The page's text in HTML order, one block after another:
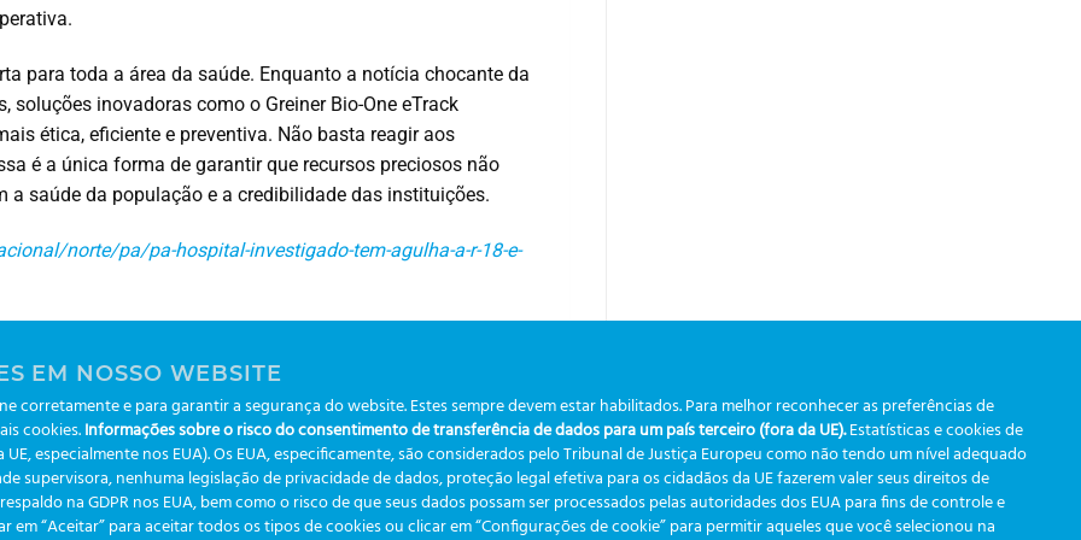
para toda a área da saúde. Enquanto a notícia chocante da
inovadoras como o Greiner Bio-One eTrack
ética, eficiente e preventiva. Não basta reagir aos
é a única forma de garantir que recursos preciosos não
a saúde da população e a credibilidade das instituições.
norte/pa/pa-hospital-investigado-tem-agulha-a-r-18-e-
Bio-One Service Tech
a
EM NOSSO WEBSITE
corretamente e para garantir a segurança do website. Estes sempre devem estar habilitados. Para melhor reconhecer as preferências de
cookies.Informações sobre o risco do consentimento de transferência de dados para um país terceiro (fora da UE).Estatísticas e cookies de
especialmente nos EUA). Os EUA, especificamente, são considerados pelo Tribunal de Justiça Europeu como não tendo um nível adequado
supervisora, nenhuma legislação de privacidade de dados, proteção legal efetiva para os cidadãos da UE fazerem valer seus direitos de
na GDPR nos EUA, bem como o risco de que seus dados possam ser processados pelas autoridades dos EUA para fins de controle e
“Aceitar” para aceitar todos os tipos de cookies ou clicar em “Configurações de cookie” para permitir aqueles que você selecionou na